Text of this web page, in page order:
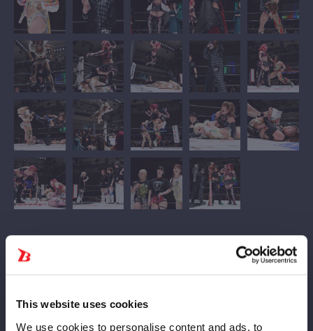
This website uses cookies
We use cookies to personalise content and ads, to
アーティスト・オブ・スターダム選手権が５月17日（日）の
持するH.A.T.E.の小波＆吏南＆フキゲンです★に挑戦。だが、ベ
ルト取りは果たせなかった。